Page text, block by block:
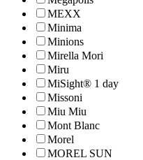
MEXX
Minima
Minions
Mirella Mori
Miru
MiSight® 1 day
Missoni
Miu Miu
Mont Blanc
Morel
MOREL SUN